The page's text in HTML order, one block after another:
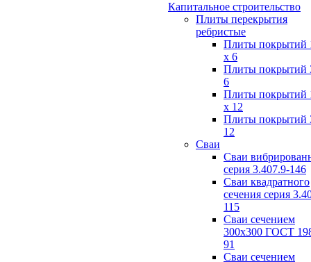
Капитальное строительство
Плиты перекрытия
ребристые
Плиты покрытий
x 6
Плиты покрытий
6
Плиты покрытий
x 12
Плиты покрытий
12
Сваи
Сваи
серия 3.407.9-146
Сваи квадратного
сечения серия
115
Сваи сечением
300х300 ГОСТ
91
Сваи сечением